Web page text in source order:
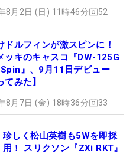
8月2日 (日) 11時46分 52
ドルフィンが激スピンに！
ッキのキャスコ『DW-125G
』、9月11日デビュー
てみた】
8月7日 (金) 18時36分 33
珍しく松山英樹も5Wを即採
用！ スリクソン『ZXi RKT』